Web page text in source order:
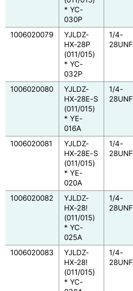
* YC-
030P
1006020079
YJLDZ-
HX-28P
(011/015)
* YC-
032P
1/4-
28UNF
1006020080
YJLDZ-
HX-28E-S
(011/015)
* YE-
016A
1/4-
28UNF
1006020081
YJLDZ-
HX-28E-S
(011/015)
* YE-
020A
1/4-
28UNF
1006020082
YJLDZ-
HX-28!
(011/015)
* YC-
025A
1/4-
28UNF
1006020083
YJLDZ-
HX-28!
(011/015)
* YC-
1/4-
28UNF